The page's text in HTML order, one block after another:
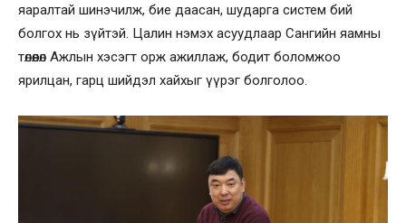
яаралтай шинэчилж, бие даасан, шударга систем бий
болгох нь зүйтэй. Цалин нэмэх асуудлаар Сангийн яамны
төлөөлөл Ажлын хэсэгт орж ажиллаж, бодит боломжоо
ярилцан, гарц шийдэл хайхыг үүрэг болголоо.